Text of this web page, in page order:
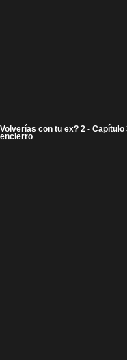
Volverías con tu ex? 2 -
encierro